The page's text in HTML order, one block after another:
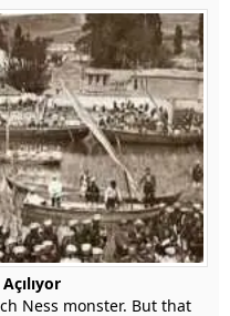
Ness monster. But that